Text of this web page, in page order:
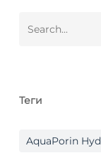
Теги
AquaPorin